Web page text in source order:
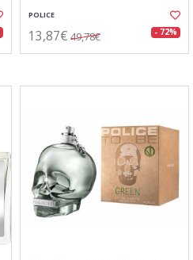
POLICE
13,87€ 49,78€ - 72%